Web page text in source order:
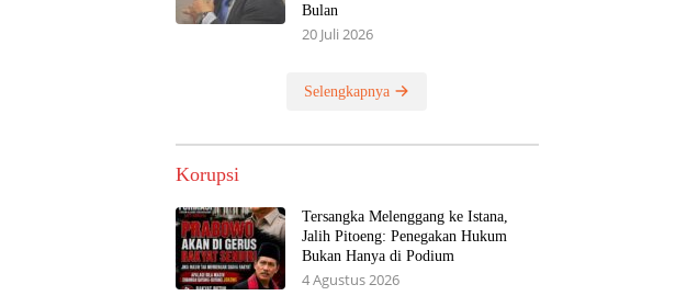
Bulan
20 Juli 2026
Selengkapnya
Korupsi
Tersangka Melenggang ke Istana,
Jalih Pitoeng: Penegakan Hukum
Bukan Hanya di Podium
4 Agustus 2026